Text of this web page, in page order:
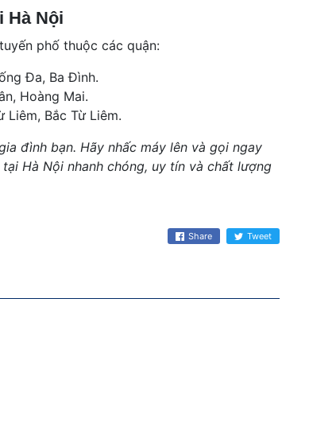
Hà Nội
phố thuộc các quận:
Đa, Ba Đình.
Hoàng Mai.
Liêm, Bắc Từ Liêm.
đình bạn. Hãy nhấc máy lên và gọi ngay
Hà Nội nhanh chóng, uy tín và chất lượng
Share Tweet